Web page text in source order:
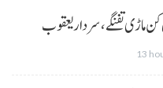
ماڑی تفنگے، سردار یعقوب
13